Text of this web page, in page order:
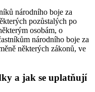
národního boje za
pozůstalých po
osobám, o
národního boje za
některých zákonů, ve
a jak se uplatňují